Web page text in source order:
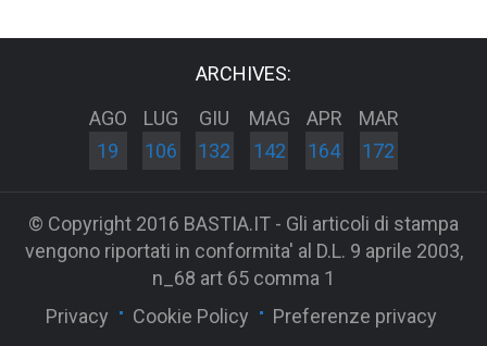
ARCHIVES:
AGO
19
LUG
106
GIU
132
MAG
142
APR
164
MAR
172
© Copyright 2016 BASTIA.IT - Gli articoli di stampa
vengono riportati in conformita' al D.L. 9 aprile 2003,
n_68 art 65 comma 1
Privacy
Cookie Policy Preferenze privacy